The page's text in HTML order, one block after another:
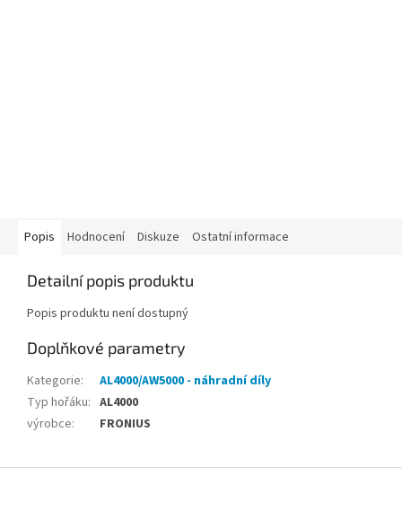
Popis Hodnocení Diskuze Ostatní informace
Detailní popis produktu
Popis produktu není dostupný
Doplňkové parametry
Kategorie:
AL4000/AW5000 - náhradní díly
Typ hořáku: AL4000
výrobce: FRONIUS